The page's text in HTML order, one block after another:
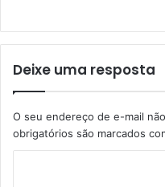
Etiquetas alongamento
gratuito
Moringão oferta
Deixe uma resposta
O seu endereço de e-mail
obrigatórios são marcados